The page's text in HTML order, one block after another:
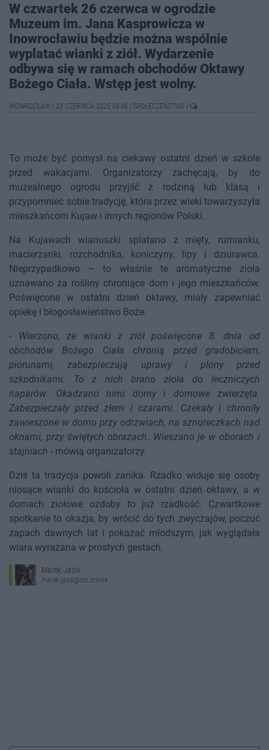
W czwartek 26 czerwca w ogrodzie
Muzeum im. Jana Kasprowicza w
Inowrocławiu będzie można wspólnie
wyplatać wianki z ziół. Wydarzenie
odbywa się w ramach obchodów Oktawy
Bożego Ciała. Wstęp jest wolny.
INOWROCŁAW 23 CZERWCA 2025 08:48 SPOŁECZEŃSTWO
To może być pomysł na ciekawy ostatni dzień w szkole
przed wakacjami. Organizatorzy zachęcają, by do
muzealnego ogrodu przyjść z rodziną lub klasą i
przypomnieć sobie tradycję, która przez wieki towarzyszyła
mieszkańcom Kujaw i innych regionów Polski.
Na Kujawach wianuszki splatano z mięty, rumianku,
macierzanki, rozchodnika, koniczyny, lipy i dziurawca.
Nieprzypadkowo – to właśnie te aromatyczne zioła
uznawano za rośliny chroniące dom i jego mieszkańców.
Poświęcone w ostatni dzień oktawy, miały zapewniać
opiekę i błogosławieństwo Boże.
- Wierzono, że wianki z ziół poświęcone 8. dnia od
obchodów Bożego Ciała chronią przed gradobiciem,
piorunami, zabezpieczają uprawy i plony przed
szkodnikami. To z nich brano zioła do leczniczych
naparów. Okadzano nimi domy i domowe zwierzęta.
Zabezpieczały przed złem i czarami. Czekały i chroniły
zawieszone w domu przy odrzwiach, na sznureczkach nad
oknami, przy świętych obrazach. Wieszano je w oborach i
stajniach - mówią organizatorzy.
Dziś ta tradycja powoli zanika. Rzadko widuje się osoby
niosące wianki do kościoła w ostatni dzień oktawy, a w
domach ziołowe ozdoby to już rzadkość. Czwartkowe
spotkanie to okazja, by wrócić do tych zwyczajów, poczuć
zapach dawnych lat i pokazać młodszym, jak wyglądała
wiara wyrażana w prostych gestach.
Marek Jasik
marek.jasik@ino.online